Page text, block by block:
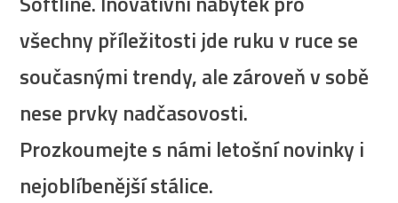
všechny příležitosti jde ruku v ruce se
současnými trendy, ale zároveň v sobě
nese prvky nadčasovosti.
Prozkoumejte s námi letošní novinky i
nejoblíbenější stálice.